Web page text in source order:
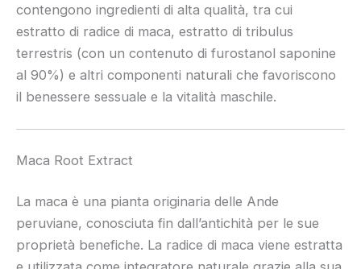
contengono ingredienti di alta qualità, tra cui
estratto di radice di maca, estratto di tribulus
terrestris (con un contenuto di furostanol saponine
al 90%) e altri componenti naturali che favoriscono
il benessere sessuale e la vitalità maschile.
Maca Root Extract
La maca è una pianta originaria delle Ande
peruviane, conosciuta fin dall’antichità per le sue
proprietà benefiche. La radice di maca viene estratta